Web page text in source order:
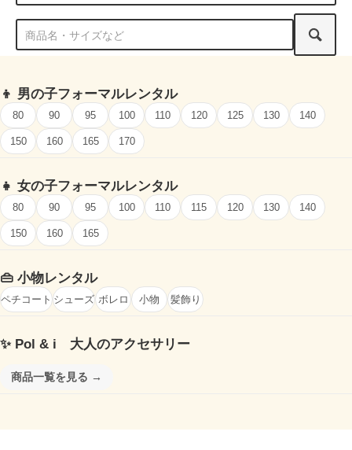
👦 男の子フォーマルレンタル
80 90 95 100 110 120 125 130 140
150 160 165 170
👧 女の子フォーマルレンタル
80 90 95 100 110 115 120 130 140
150 160 165
👜 小物レンタル
ペチコートシューズ ボレロ 小物 髪飾り
✨ Pol & i 大人のアクセサリー
商品一覧を見る →